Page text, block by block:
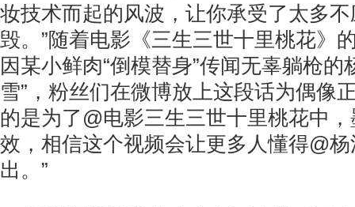
妆技术而起的风波，让你承受了太多
毁。”随着电影《三生三世十里桃花》
因某小鲜肉“倒模替身”传闻无辜躺枪的
雪”，粉丝们在微博放上这段话为偶像
的是为了@电影三生三世十里桃花中
效，相信这个视频会让更多人懂得@
出。”